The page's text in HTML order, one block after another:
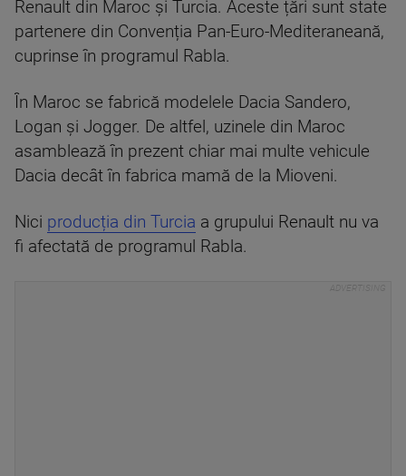
Renault din Maroc și Turcia. Aceste țări sunt state
partenere din Convenția Pan-Euro-Mediteraneană,
cuprinse în programul Rabla.
În Maroc se fabrică modelele Dacia Sandero,
Logan și Jogger. De altfel, uzinele din Maroc
asamblează în prezent chiar mai multe vehicule
Dacia decât în fabrica mamă de la Mioveni.
Nici producția din Turcia a grupului Renault nu va
fi afectată de programul Rabla.